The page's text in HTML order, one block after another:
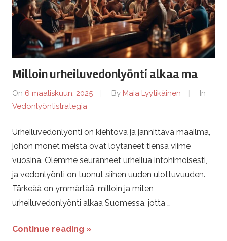
Milloin urheiluvedonlyönti alkaa ma
On 6 maaliskuun, 2025 By Maia Lyytikäinen
In
Vedonlyöntistrategia
Urheiluvedonlyönti on kiehtova ja jännittävä maailma,
johon monet meistä ovat löytäneet tiensä viime
vuosina. Olemme seuranneet urheilua intohimoisesti,
ja vedonlyönti on tuonut siihen uuden ulottuvuuden.
Tärkeää on ymmärtää, milloin ja miten
urheiluvedonlyönti alkaa Suomessa, jotta …
Continue reading »